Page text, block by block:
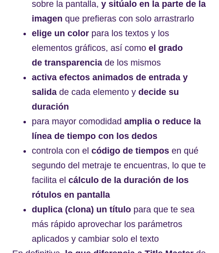
sobre la pantalla, y sitúalo en la parte de la
imagen que prefieras con solo arrastrarlo
elige un color para los textos y los
elementos gráficos, así como el grado
de transparencia de los mismos
activa efectos animados de entrada y
salida de cada elemento y decide su
duración
para mayor comodidad amplia o reduce la
línea de tiempo con los dedos
controla con el código de tiempos en qué
segundo del metraje te encuentras, lo que te
facilita el cálculo de la duración de los
rótulos en pantalla
duplica (clona) un título para que te sea
más rápido aprovechar los parámetros
aplicados y cambiar solo el texto